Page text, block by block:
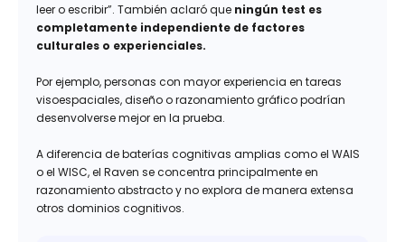
leer o escribir”. También aclaró que ningún test es
completamente independiente de factores
culturales o experienciales.
Por ejemplo, personas con mayor experiencia en tareas
visoespaciales, diseño o razonamiento gráfico podrían
desenvolverse mejor en la prueba.
A diferencia de baterías cognitivas amplias como el WAIS
o el WISC, el Raven se concentra principalmente en
razonamiento abstracto y no explora de manera extensa
otros dominios cognitivos.